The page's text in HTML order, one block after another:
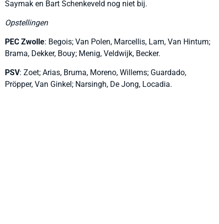
Saymak en Bart Schenkeveld nog niet bij.
Opstellingen
PEC Zwolle: Begois; Van Polen, Marcellis, Lam, Van Hintum;
Brama, Dekker, Bouy; Menig, Veldwijk, Becker.
PSV: Zoet; Arias, Bruma, Moreno, Willems; Guardado,
Pröpper, Van Ginkel; Narsingh, De Jong, Locadia.